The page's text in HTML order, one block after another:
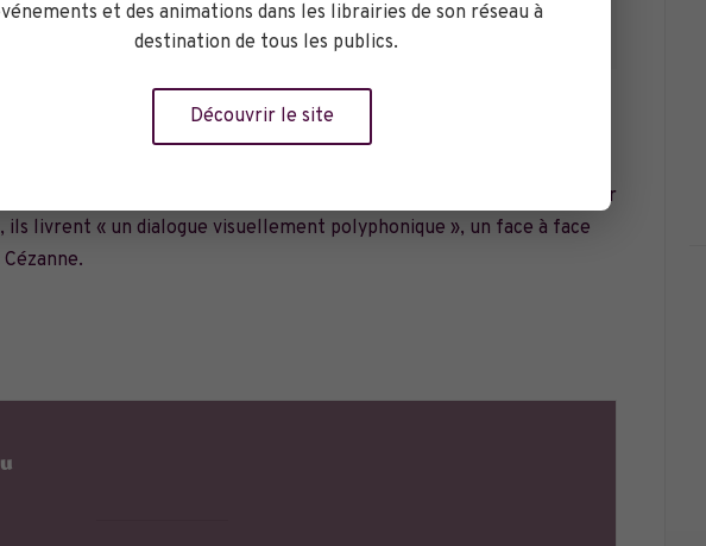
proposent un double regard artistique sur le parcours
à la Sainte-Victoire, en passant par le Jas de Bouffan ou l’atelier
ils livrent « un dialogue visuellement polyphonique », un face à face
et des animations dans les librairies de son réseau à
destination de tous les publics.
Découvrir le site